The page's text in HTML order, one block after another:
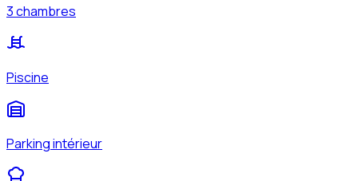
3 chambres
Piscine
Parking intérieur